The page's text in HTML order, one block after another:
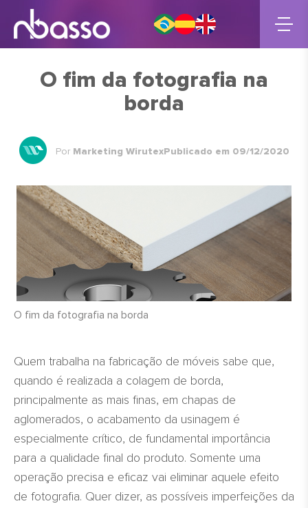
O fim da fotografia na
borda
Por Marketing WirutexPublicado em 09/12/2020
O fim da fotografia na borda
Quem trabalha na fabricação de móveis sabe que,
quando é realizada a colagem de borda,
principalmente as mais finas, em chapas de
aglomerados, o acabamento da usinagem é
especialmente crítico, de fundamental importância
para a qualidade final do produto. Somente uma
operação precisa e eficaz vai eliminar aquele efeito
de fotografia. Quer dizer, as possíveis imperfeições da